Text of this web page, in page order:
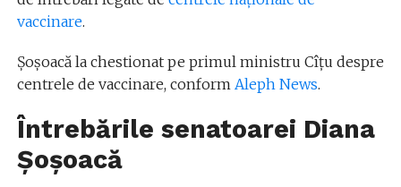
vaccinare.
Șoșoacă la chestionat pe primul ministru Cîțu despre
centrele de vaccinare, conform Aleph News.
Întrebările senatoarei Diana
Șoșoacă